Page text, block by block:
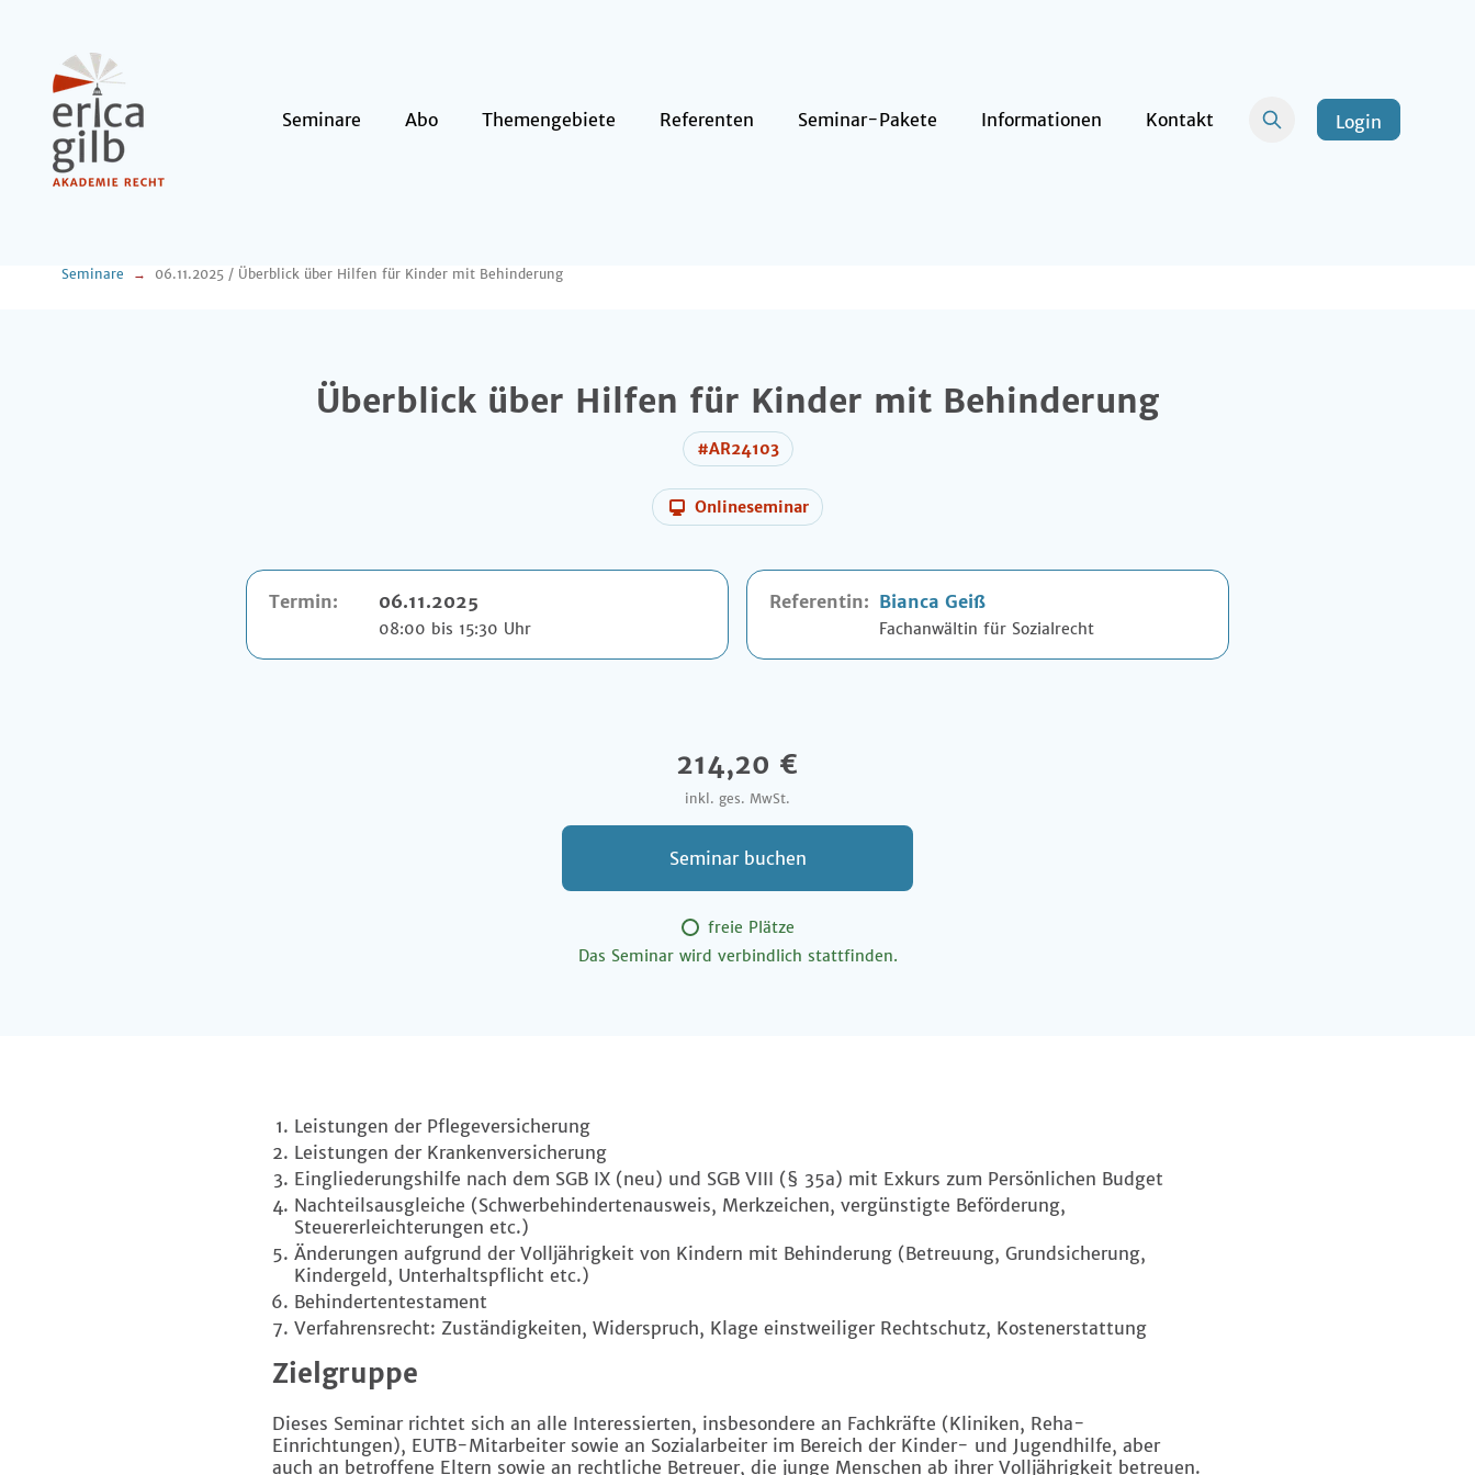
Seminare Abo Themengebiete Referenten Seminar-Pakete Informationen Kontakt Login
Seminare 06.11.2025 / Überblick über Hilfen für Kinder mit Behinderung
Überblick über Hilfen für Kinder mit Behinderung
#AR24103
Onlineseminar
Termin: 06.11.2025
08:00 bis 15:30 Uhr
Referentin: Bianca Geiß
Fachanwältin für Sozialrecht
214,20 €
inkl. ges. MwSt.
Seminar buchen
freie Plätze
Das Seminar wird verbindlich stattfinden.
Leistungen der Pflegeversicherung
Leistungen der Krankenversicherung
Eingliederungshilfe nach dem SGB IX (neu) und SGB VIII (§ 35a) mit Exkurs zum Persönlichen Budget
Nachteilsausgleiche (Schwerbehindertenausweis, Merkzeichen, vergünstigte Beförderung,
Steuererleichterungen etc.)
Änderungen aufgrund der Volljährigkeit von Kindern mit Behinderung (Betreuung, Grundsicherung,
Kindergeld, Unterhaltspflicht etc.)
Behindertentestament
Verfahrensrecht: Zuständigkeiten, Widerspruch, Klage einstweiliger Rechtschutz, Kostenerstattung
Zielgruppe
Dieses Seminar richtet sich an alle Interessierten, insbesondere an Fachkräfte (Kliniken, Reha-
Einrichtungen), EUTB-Mitarbeiter sowie an Sozialarbeiter im Bereich der Kinder- und Jugendhilfe, aber
auch an betroffene Eltern sowie an rechtliche Betreuer, die junge Menschen ab ihrer Volljährigkeit betreuen.